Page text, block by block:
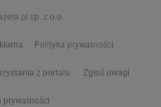
sp. z o.o.
Polityka prywatności
z portalu Zgłoś uwagi
prywatności